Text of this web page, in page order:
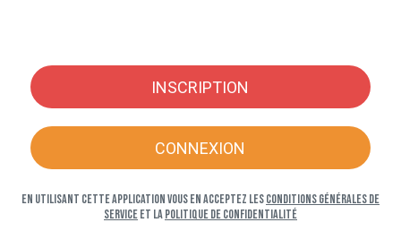
INSCRIPTION
CONNEXION
En utilisant cette application vous en acceptez lesConditions générales de
serviceet laPolitique de confidentialité